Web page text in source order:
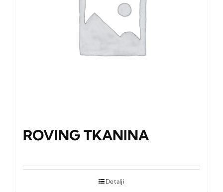
ROVING TKANINA
Detalji